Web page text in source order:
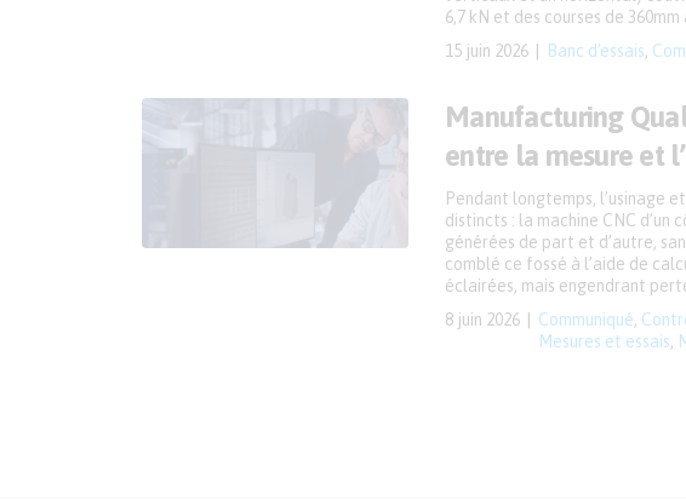
15 juin 2026 Banc d'essais
6,7 kN et des courses de 360mm
Manufacturing
entre la mesure et
8 juin 2026 Communiqué
Mesures et essais
Pendant longtemps, l’usinage
distincts : la machine CNC d’un
générées de part et d’autre,
comblé ce fossé à l’aide de
éclairées, mais engendrant